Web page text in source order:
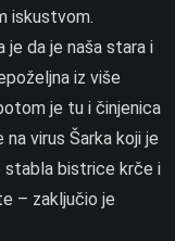
iskustvom.
je da je naša stara i
iz više
je tu i činjenica
virus Šarka koji je
stabla bistrice krče i
– zaključio je